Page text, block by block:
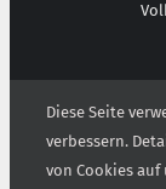
Diese Seite
verbessern.
von Cookies